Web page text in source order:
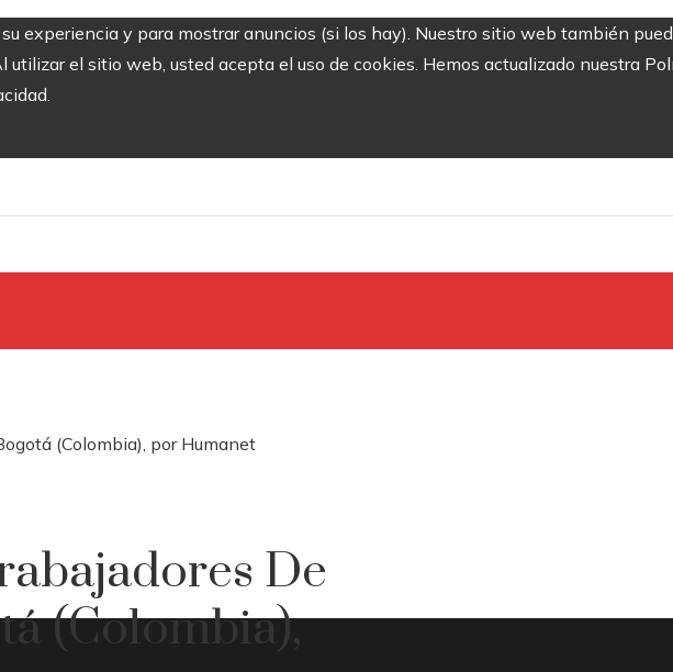
experiencia y para mostrar anuncios (si los hay). Nuestro sitio web también
utilizar el sitio web, usted acepta el uso de cookies. Hemos actualizado nuestra
(Colombia), por Humanet
De
(Colombia),